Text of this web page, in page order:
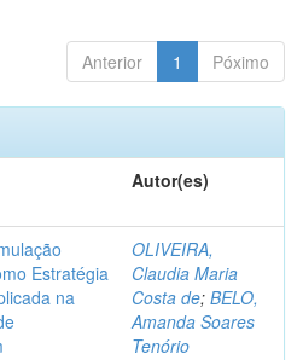
Anterior 1 Póximo
Autor(es)
Estratégia
na
OLIVEIRA,
Claudia Maria
Costa de; BELO,
Amanda Soares
Tenório